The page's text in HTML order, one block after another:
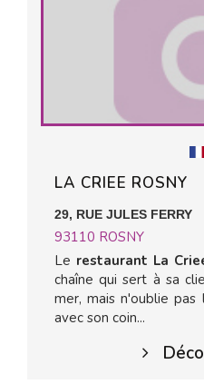
LA CRIEE ROSNY
29, RUE JULES FERRY
93110 ROSNY
Le restaurant La
chaîne qui sert à sa
mer, mais n'oublie
avec son coin...